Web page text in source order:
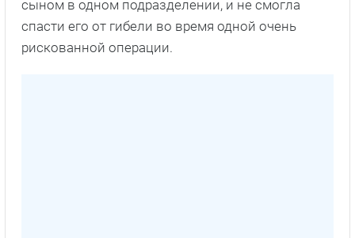
сыном в одном подразделении, и не смогла
спасти его от гибели во время одной очень
рискованной операции.